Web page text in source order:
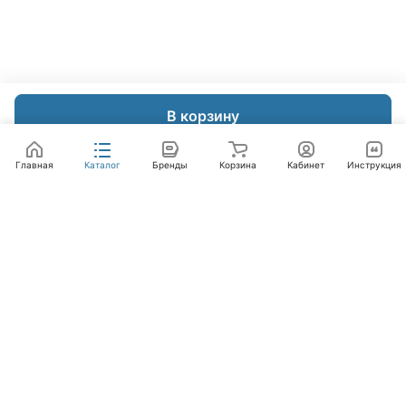
В корзину
Главная Каталог Бренды Корзина Кабинет Инструкция